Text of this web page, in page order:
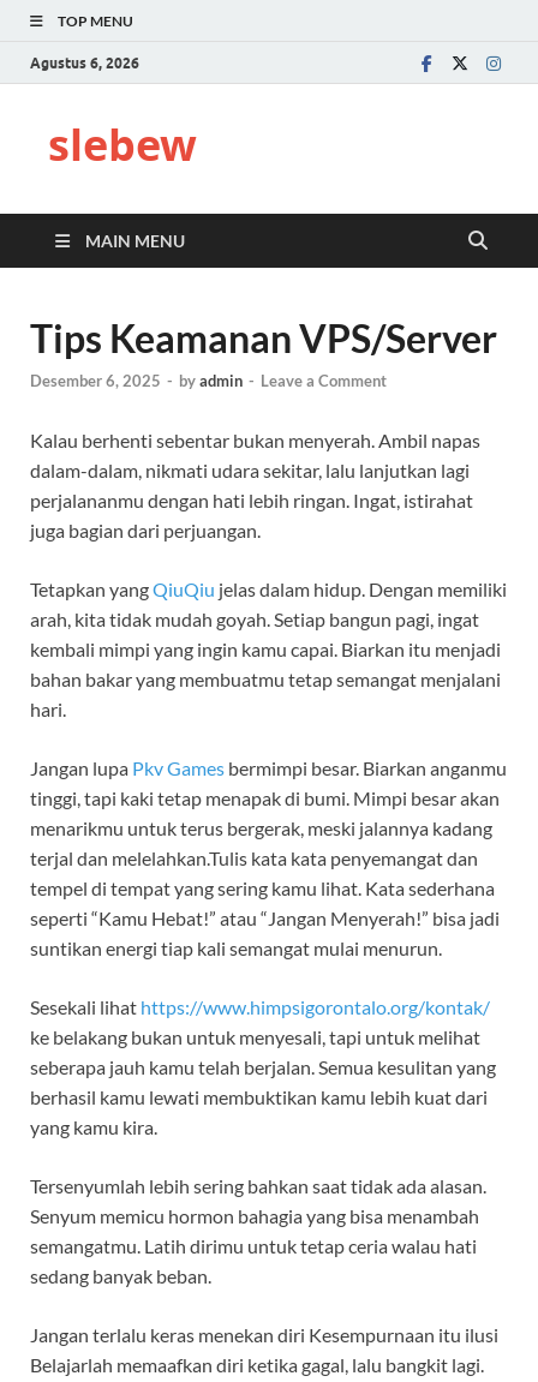
TOP MENU
Agustus 6, 2026
slebew
MAIN MENU
Tips Keamanan VPS/Server
Desember 6, 2025 - byadmin - Leave a Comment
Kalau berhenti sebentar bukan menyerah. Ambil napas
dalam-dalam, nikmati udara sekitar, lalu lanjutkan lagi
perjalananmu dengan hati lebih ringan. Ingat, istirahat
juga bagian dari perjuangan.
Tetapkan yangQiuQiu jelas dalam hidup. Dengan memiliki
arah, kita tidak mudah goyah. Setiap bangun pagi, ingat
kembali mimpi yang ingin kamu capai. Biarkan itu menjadi
bahan bakar yang membuatmu tetap semangat menjalani
hari.
Jangan lupa Pkv Games bermimpi besar. Biarkan anganmu
tinggi, tapi kaki tetap menapak di bumi. Mimpi besar akan
menarikmu untuk terus bergerak, meski jalannya kadang
terjal dan melelahkan.Tulis kata kata penyemangat dan
tempel di tempat yang sering kamu lihat. Kata sederhana
seperti “Kamu Hebat!” atau “Jangan Menyerah!” bisa jadi
suntikan energi tiap kali semangat mulai menurun.
Sesekali lihat https://www.himpsigorontalo.org/kontak/
ke belakang bukan untuk menyesali, tapi untuk melihat
seberapa jauh kamu telah berjalan. Semua kesulitan yang
berhasil kamu lewati membuktikan kamu lebih kuat dari
yang kamu kira.
Tersenyumlah lebih sering bahkan saat tidak ada alasan.
Senyum memicu hormon bahagia yang bisa menambah
semangatmu. Latih dirimu untuk tetap ceria walau hati
sedang banyak beban.
Jangan terlalu keras menekan diri Kesempurnaan itu ilusi
Belajarlah memaafkan diri ketika gagal, lalu bangkit lagi.